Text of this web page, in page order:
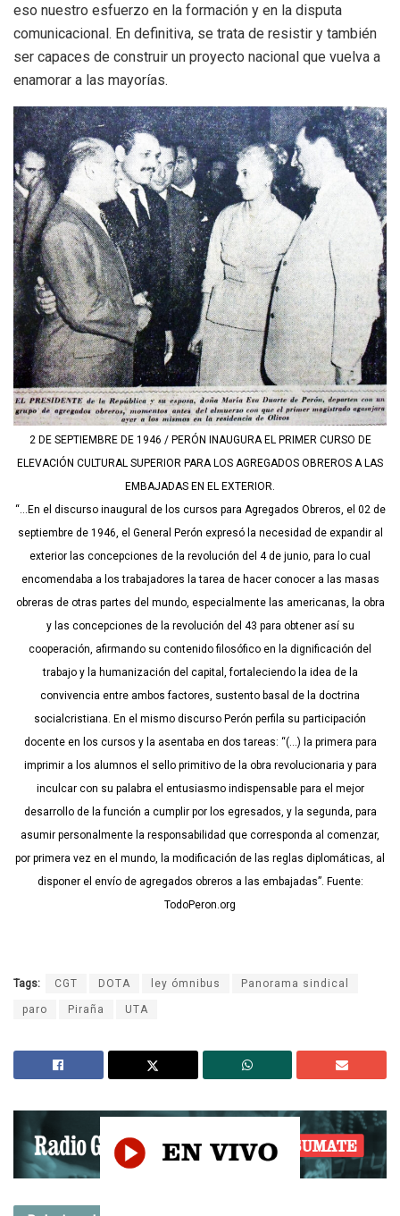
eso nuestro esfuerzo en la formación y en la disputa
comunicacional. En definitiva, se trata de resistir y también
ser capaces de construir un proyecto nacional que vuelva a
enamorar a las mayorías.
2 DE SEPTIEMBRE DE 1946 / PERÓN INAUGURA EL PRIMER CURSO DE
ELEVACIÓN CULTURAL SUPERIOR PARA LOS AGREGADOS OBREROS A LAS
EMBAJADAS EN EL EXTERIOR.
“…En el discurso inaugural de los cursos para Agregados Obreros, el 02 de
septiembre de 1946, el General Perón expresó la necesidad de expandir al
exterior las concepciones de la revolución del 4 de junio, para lo cual
encomendaba a los trabajadores la tarea de hacer conocer a las masas
obreras de otras partes del mundo, especialmente las americanas, la obra
y las concepciones de la revolución del 43 para obtener así su
cooperación, afirmando su contenido filosófico en la dignificación del
trabajo y la humanización del capital, fortaleciendo la idea de la
convivencia entre ambos factores, sustento basal de la doctrina
socialcristiana. En el mismo discurso Perón perfila su participación
docente en los cursos y la asentaba en dos tareas: “(…) la primera para
imprimir a los alumnos el sello primitivo de la obra revolucionaria y para
inculcar con su palabra el entusiasmo indispensable para el mejor
desarrollo de la función a cumplir por los egresados, y la segunda, para
asumir personalmente la responsabilidad que corresponda al comenzar,
por primera vez en el mundo, la modificación de las reglas diplomáticas, al
disponer el envío de agregados obreros a las embajadas”. Fuente:
TodoPeron.org
Tags: CGT DOTA ley ómnibus Panorama sindical
paro Piraña UTA